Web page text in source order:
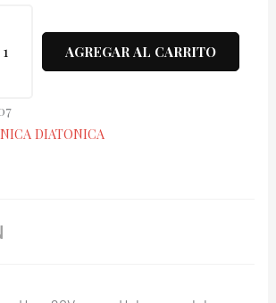
AGREGAR AL CARRITO
DIATONICA